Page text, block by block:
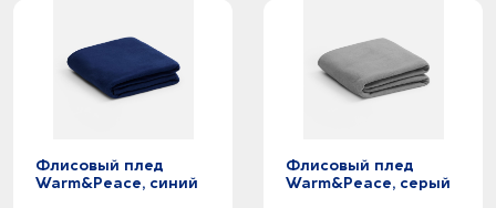
Флисовый плед
Warm&Peace, синий
Флисовый плед
Warm&Peace, серый